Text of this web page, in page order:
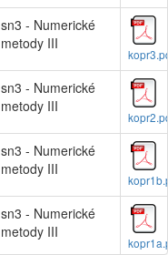
sn3 - Numerické
metody III
sn3 - Numerické
metody III
sn3 - Numerické
metody III
sn3 - Numerické
metody III